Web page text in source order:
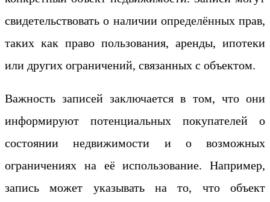
свидетельствовать о наличии определённых прав,
таких как право пользования, аренды, ипотеки
или других ограничений, связанных с объектом.
Важность записей заключается в том, что они
информируют потенциальных покупателей о
состоянии недвижимости и о возможных
ограничениях на её использование. Например,
запись может указывать на то, что объект